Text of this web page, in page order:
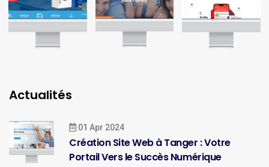
Actualités
01 Apr 2024
Création Site Web à Tanger : Votre
Portail Vers le Succès Numérique